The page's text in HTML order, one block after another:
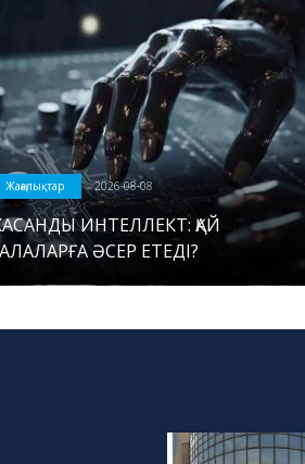
Жаңалықтар 2026-08-08
ИНТЕЛЛЕКТ: ҚАЙ
ӘСЕР ЕТЕДІ?